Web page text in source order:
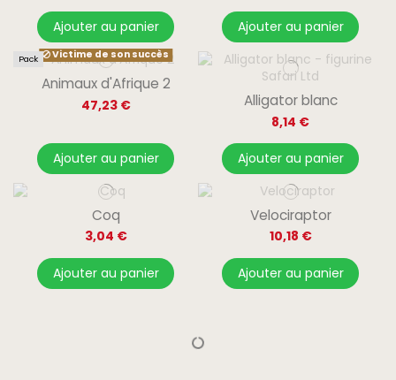
Ajouter au panier Ajouter au panier
Pack Victime de son succès
Animaux d'Afrique 2
47,23 €
Ajouter au panier
Alligator blanc
8,14 €
Ajouter au panier
Coq
3,04 €
Ajouter au panier
Velociraptor
10,18 €
Ajouter au panier